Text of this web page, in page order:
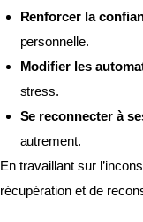
Renforcer la
personnelle.
Modifier les
stress.
Se reconnecter à
autrement.
En travaillant sur
récupération et de